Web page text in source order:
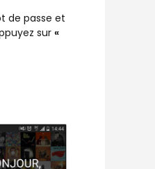
de passe et
sur«